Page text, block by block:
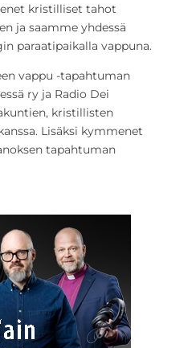
kristilliset tahot
ja saamme yhdessä
paraatipaikalla vappuna.
vappu -tapahtuman
ry ja Radio Dei
kristillisten
Lisäksi kymmenet
tapahtuman